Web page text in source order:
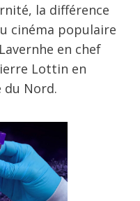
la différence
cinéma populaire
en chef
Lottin en
du Nord.